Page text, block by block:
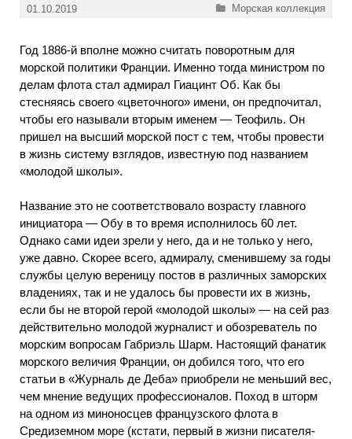
01.10.2019 Рубрики
Морская коллекция
Год 1886-й вполне можно считать поворотным для
морской политики Франции. Именно тогда министром по
делам флота стал адмирал Гиацинт Об. Как бы
стесняясь своего «цветочного» имени, он предпочитал,
чтобы его называли вторым именем — Теофиль. Он
пришел на высший морской пост с тем, чтобы провести
в жизнь систему взглядов, известную под названием
«молодой школы».
Название это не соответствовало возрасту главного
инициатора — Обу в то время исполнилось 60 лет.
Однако сами идеи зрели у него, да и не только у него,
уже давно. Скорее всего, адмиралу, сменившему за годы
службы целую вереницу постов в различных заморских
владениях, так и не удалось бы провести их в жизнь,
если бы не второй герой «молодой школы» — на сей раз
действительно молодой журналист и обозреватель по
морским вопросам Габриэль Шарм. Настоящий фанатик
морского величия Франции, он добился того, что его
статьи в «Журналь де Деба» приобрели не меньший вес,
чем мнение ведущих профессионалов. Поход в шторм
на одном из миноносцев французского флота в
Средиземном море (кстати, первый в жизни писателя-